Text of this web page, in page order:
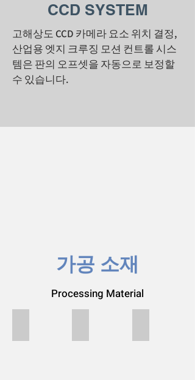
CCD SYSTEM
고해상도 CCD 카메라 요소 위치 결정,
산업용 엣지 크루징 모션 컨트롤 시스
템은 판의 오프셋을 자동으로 보정할
수 있습니다.
​가공 소재
Processing Material